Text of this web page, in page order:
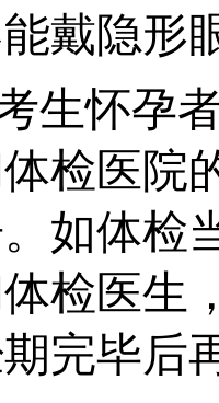
戴隐形
生怀孕
检医院
如体检
检医生
完毕后